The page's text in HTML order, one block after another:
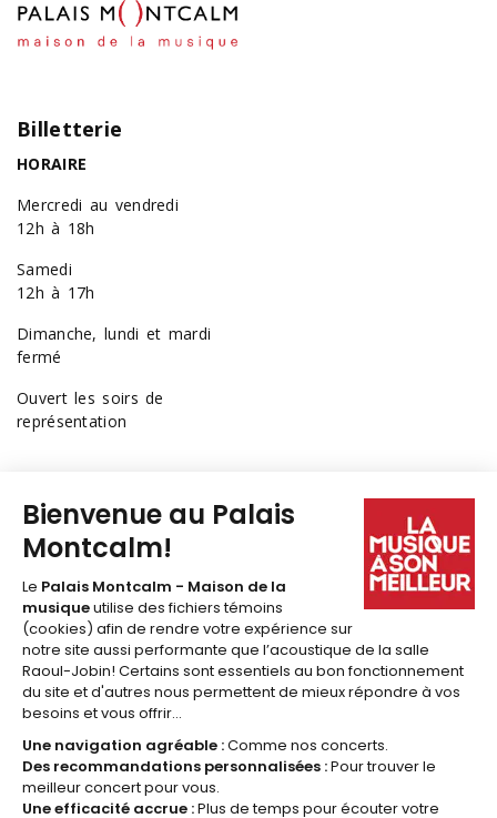
Abonnez-vous à l'INFOLETTREdu Palais Montcalm!
JE M'ABONNE
Billetterie
HORAIRE
Mercredi au vendredi
12h à 18h
Samedi
12h à 17h
Dimanche, lundi et mardi
fermé
Ouvert les soirs de
représentation
1 877 641-6040
billetterie@palaismontcalm.ca